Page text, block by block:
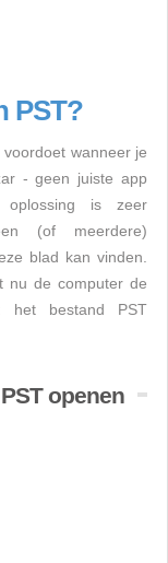
PST?
wanneer je
- geen juiste app
oplossing is zeer
(of meerdere)
blad kan vinden.
nu de computer de
het bestand PST
openen